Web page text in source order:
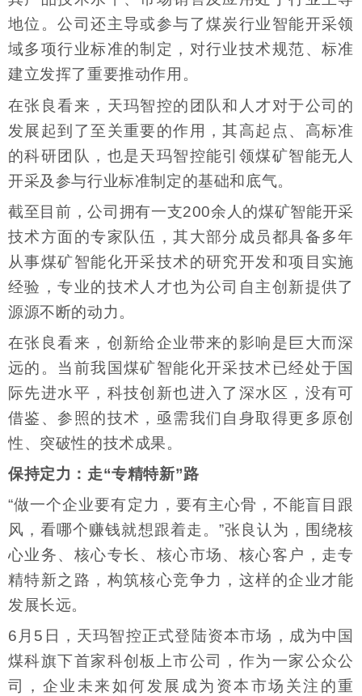
地位。公司还主导或参与了煤炭行业智能开采领
域多项行业标准的制定，对行业技术规范、标准
建立发挥了重要推动作用。
在张良看来，天玛智控的团队和人才对于公司的
发展起到了至关重要的作用，其高起点、高标准
的科研团队，也是天玛智控能引领煤矿智能无人
开采及参与行业标准制定的基础和底气。
截至目前，公司拥有一支200余人的煤矿智能开采
技术方面的专家队伍，其大部分成员都具备多年
从事煤矿智能化开采技术的研究开发和项目实施
经验，专业的技术人才也为公司自主创新提供了
源源不断的动力。
在张良看来，创新给企业带来的影响是巨大而深
远的。当前我国煤矿智能化开采技术已经处于国
际先进水平，科技创新也进入了深水区，没有可
借鉴、参照的技术，亟需我们自身取得更多原创
性、突破性的技术成果。
保持定力：走“专精特新”路
“做一个企业要有定力，要有主心骨，不能盲目跟
风，看哪个赚钱就想跟着走。”张良认为，围绕核
心业务、核心专长、核心市场、核心客户，走专
精特新之路，构筑核心竞争力，这样的企业才能
发展长远。
6月5日，天玛智控正式登陆资本市场，成为中国
煤科旗下首家科创板上市公司，作为一家公众公
司，企业未来如何发展成为资本市场关注的重